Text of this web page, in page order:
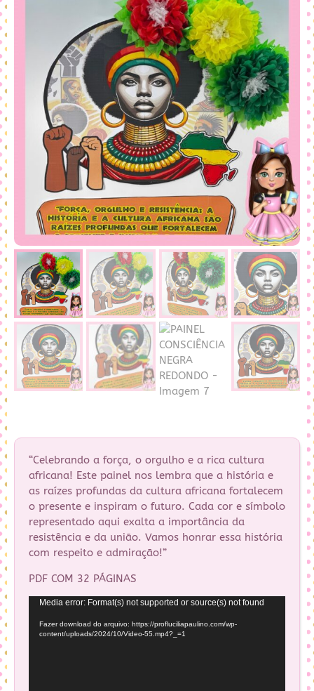
“Celebrando a força, o orgulho e a rica cultura
africana! Este painel nos lembra que a história e
as raízes profundas da cultura africana fortalecem
o presente e inspiram o futuro. Cada cor e símbolo
representado aqui exalta a importância da
resistência e da união. Vamos honrar essa história
com respeito e admiração!”
PDF COM 32 PÁGINAS
Tocador
de
vídeo
Media error: Format(s) not supported or source(s) not found
Fazer download do arquivo: https://profluciliapaulino.com/wp-
content/uploads/2024/10/Video-55.mp4?_=1